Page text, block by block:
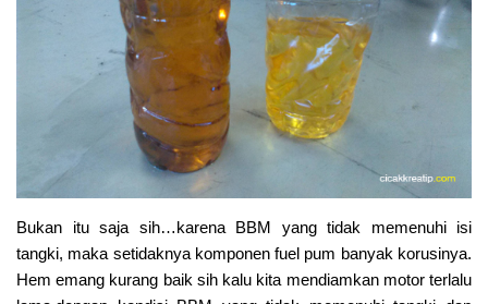
Bukan itu saja sih…karena BBM yang tidak memenuhi isi
tangki, maka setidaknya komponen fuel pum banyak korusinya.
Hem emang kurang baik sih kalu kita mendiamkan motor terlalu